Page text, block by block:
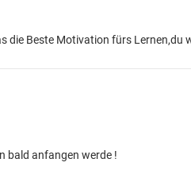
die Beste Motivation fürs Lernen,du
bald anfangen werde !